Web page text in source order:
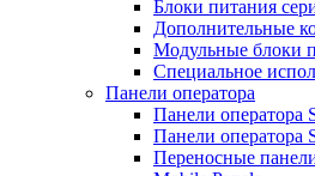
Блоки питания
Дополнительные
Модульные блоки
Специальное
Панели оператора
Панели оператора
Панели оператора
Переносные